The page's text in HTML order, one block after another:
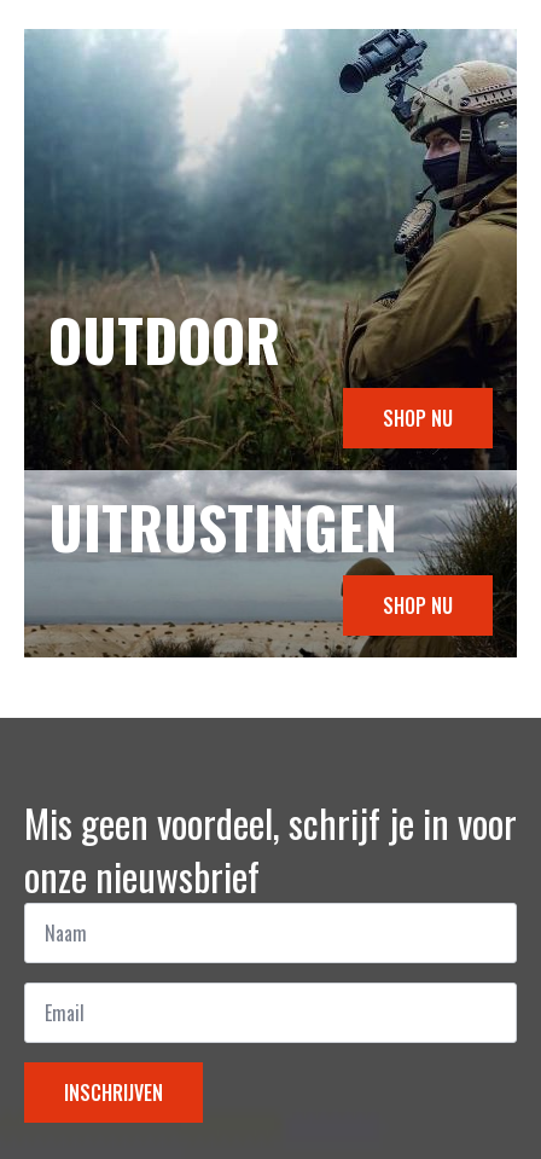
OUTDOOR
SHOP NU
UITRUSTINGEN
SHOP NU
Mis geen voordeel, schrijf je in voor
onze nieuwsbrief
Naam
Email
INSCHRIJVEN